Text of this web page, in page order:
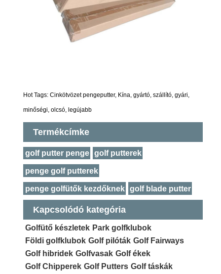
Hot Tags: Cinkötvözet pengeputter, Kína, gyártó, szállító, gyári,
minőségi, olcsó, legújabb
Termékcímke
golf putter penge golf putterek
penge golf putterek
penge golfütők kezdőknek golf blade putter
Kapcsolódó kategória
Golfütő készletek Park golfklubok
Földi golfklubok Golf pilóták Golf Fairways
Golf hibridek Golfvasak Golf ékek
Golf Chipperek Golf Putters Golf táskák